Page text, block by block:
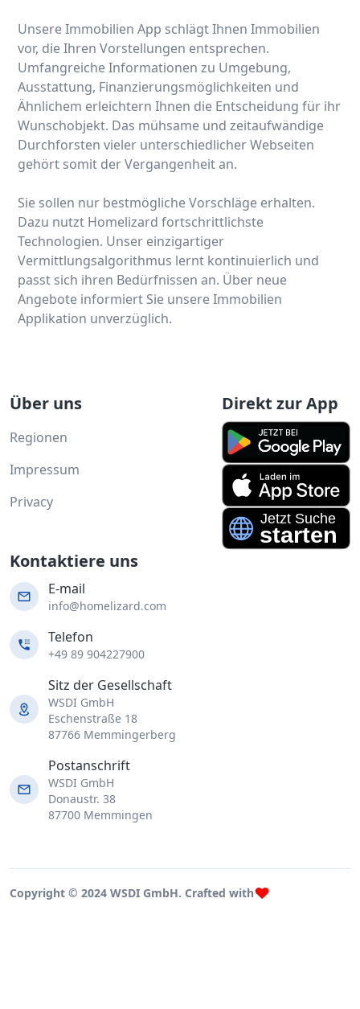
Unsere Immobilien App schlägt Ihnen Immobilien
vor, die Ihren Vorstellungen entsprechen.
Umfangreiche Informationen zu Umgebung,
Ausstattung, Finanzierungsmöglichkeiten und
Ähnlichem erleichtern Ihnen die Entscheidung für ihr
Wunschobjekt. Das mühsame und zeitaufwändige
Durchforsten vieler unterschiedlicher Webseiten
gehört somit der Vergangenheit an.
Sie sollen nur bestmögliche Vorschläge erhalten.
Dazu nutzt Homelizard fortschrittlichste
Technologien. Unser einzigartiger
Vermittlungsalgorithmus lernt kontinuierlich und
passt sich ihren Bedürfnissen an. Über neue
Angebote informiert Sie unsere Immobilien
Applikation unverzüglich.
Über uns
Regionen
Impressum
Privacy
Direkt zur App
Kontaktiere uns
E-mail
info@homelizard.com
Telefon
+49 89 904227900
Sitz der Gesellschaft
WSDI GmbH
Eschenstraße 18
87766 Memmingerberg
Postanschrift
WSDI GmbH
Donaustr. 38
87700 Memmingen
Copyright © 2024 WSDI GmbH. Crafted with